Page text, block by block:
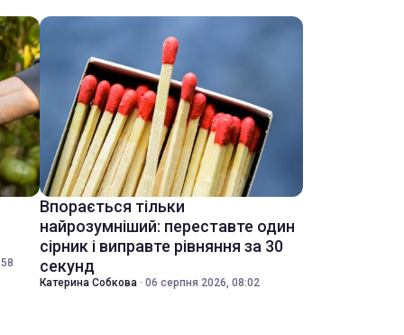
Впорається тільки
найрозумніший: переставте один
сірник і виправте рівняння за 30
секунд
Катерина Собкова · 06 серпня 2026, 08:02